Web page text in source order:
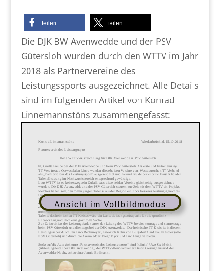
teilen teilen
Die DJK BW Avenwedde und der PSV
Gütersloh wurden durch den WTTV im Jahr
2018 als Partnervereine des
Leistungssports ausgezeichnet. Alle Details
sind im folgenden Artikel von Konrad
Linnemannstöns zusammengefasst:
Ansicht im Vollbildmodus